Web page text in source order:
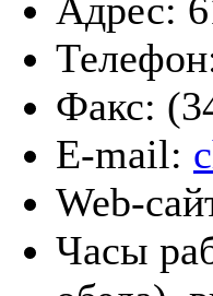
Адрес:
Факс:
E-mail:
Web-
Часы